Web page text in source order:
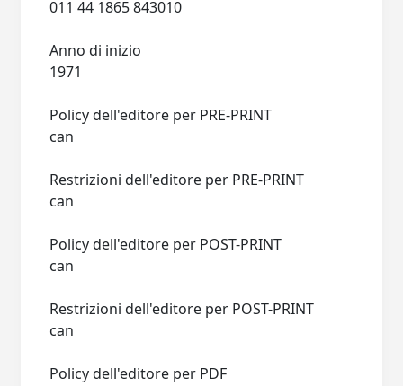
Anno di inizio
Policy dell'editore per PRE-PRINT
Restrizioni dell'editore per PRE-PRINT
Policy dell'editore per POST-PRINT
Restrizioni dell'editore per POST-PRINT
Policy dell'editore per PDF